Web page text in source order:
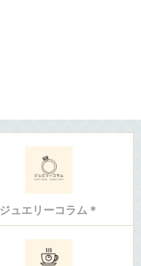
ジュエリーコラム＊